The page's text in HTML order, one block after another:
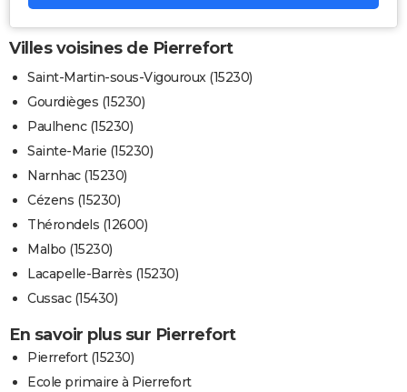
Villes voisines de Pierrefort
Saint-Martin-sous-Vigouroux (15230)
Gourdièges (15230)
Paulhenc (15230)
Sainte-Marie (15230)
Narnhac (15230)
Cézens (15230)
Thérondels (12600)
Malbo (15230)
Lacapelle-Barrès (15230)
Cussac (15430)
En savoir plus sur Pierrefort
Pierrefort (15230)
Ecole primaire à Pierrefort